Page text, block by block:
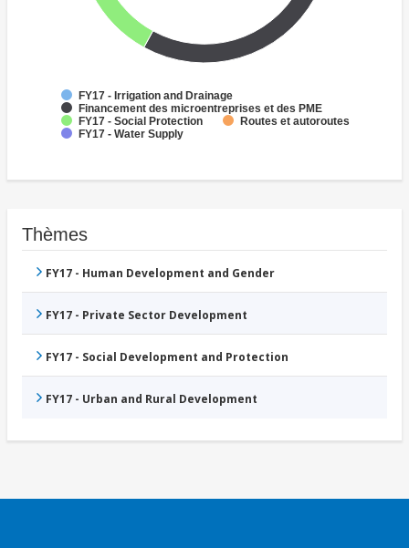
FY17 - Irrigation and Drainage
Financement des microentreprises et des PME
FY17 - Social Protection
Routes et autoroutes
FY17 - Water Supply
Thèmes
FY17 - Human Development and Gender
FY17 - Private Sector Development
FY17 - Social Development and Protection
FY17 - Urban and Rural Development